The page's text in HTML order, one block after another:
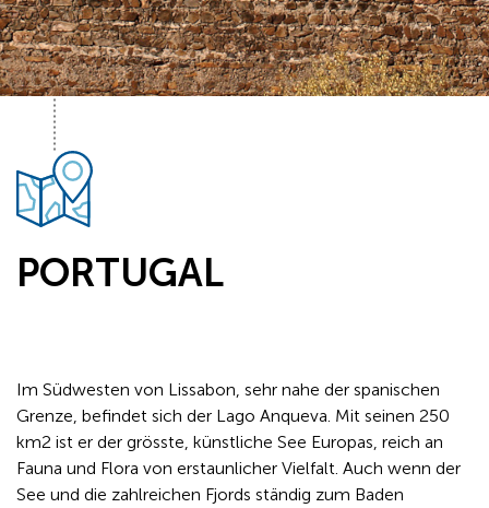
PORTUGAL
Im Südwesten von Lissabon, sehr nahe der spanischen
Grenze, befindet sich der Lago Anqueva. Mit seinen 250
km2 ist er der grösste, künstliche See Europas, reich an
Fauna und Flora von erstaunlicher Vielfalt. Auch wenn der
See und die zahlreichen Fjords ständig zum Baden